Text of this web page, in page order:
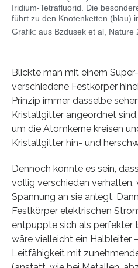
Iridium-Tetrafluorid. Die
führt zu den Knotenketten (blau)
Grafik: aus Bzdusek et al, Nature
Blickte man mit einem
verschiedene Festkörper
Prinzip immer dasselbe
Kristallgitter angeordnet
um die Atomkerne kreisen
Kristallgitter hin- und
Dennoch könnte es sein,
völlig verschieden verhalten,
Spannung an sie anlegt.
Festkörper elektrischen
entpuppte sich als perfekter
wäre vielleicht ein Halbleiter
Leitfähigkeit mit